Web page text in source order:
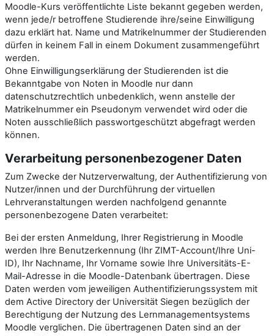
Moodle-Kurs veröffentlichte Liste bekannt gegeben werden,
wenn jede/r betroffene Studierende ihre/seine Einwilligung
dazu erklärt hat. Name und Matrikelnummer der Studierenden
dürfen in keinem Fall in einem Dokument zusammengeführt
werden.
Ohne Einwilligungserklärung der Studierenden ist die
Bekanntgabe von Noten in Moodle nur dann
datenschutzrechtlich unbedenklich, wenn anstelle der
Matrikelnummer ein Pseudonym verwendet wird oder die
Noten ausschließlich passwortgeschützt abgefragt werden
können.
Verarbeitung personenbezogener Daten
Zum Zwecke der Nutzerverwaltung, der Authentifizierung von
Nutzer/innen und der Durchführung der virtuellen
Lehrveranstaltungen werden nachfolgend genannte
personenbezogene Daten verarbeitet:
Bei der ersten Anmeldung, Ihrer Registrierung in Moodle
werden Ihre Benutzerkennung (Ihr ZIMT-Account/Ihre Uni-
ID), Ihr Nachname, Ihr Vorname sowie Ihre Universitäts-E-
Mail-Adresse in die Moodle-Datenbank übertragen. Diese
Daten werden vom jeweiligen Authentifizierungssystem mit
dem Active Directory der Universität Siegen bezüglich der
Berechtigung der Nutzung des Lernmanagementsystems
Moodle verglichen. Die übertragenen Daten sind an der